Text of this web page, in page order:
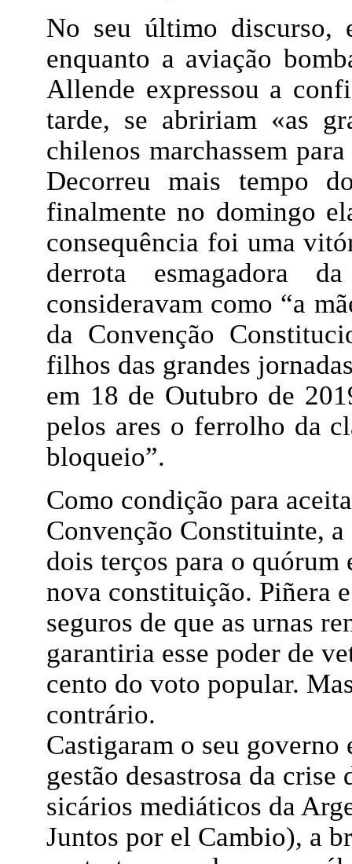
No seu último discurso,
enquanto a aviação
Allende expressou a
tarde, se abririam «as
chilenos marchassem
Decorreu mais tempo
finalmente no domingo
consequência foi uma
derrota esmagadora
consideravam como “a
da Convenção
filhos das grandes
em 18 de Outubro de
pelos ares o ferrolho da
bloqueio”.
Como condição para
Convenção Constituinte,
dois terços para o quórum
nova constituição. Piñera
seguros de que as urnas
garantiria esse poder de
cento do voto popular.
contrário.
Castigaram o seu governo
gestão desastrosa da
sicários mediáticos da
Juntos por el Cambio), a